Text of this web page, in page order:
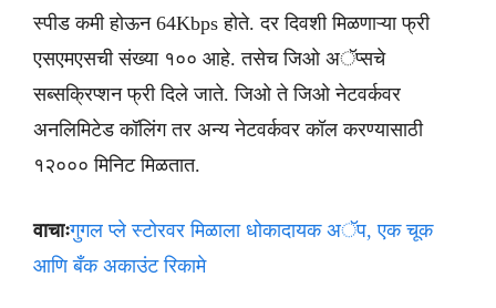
स्पीड कमी होऊन 64Kbps होते. दर दिवशी मिळणाऱ्या फ्री
एसएमएसची संख्या १०० आहे. तसेच जिओ अॅप्सचे
सब्सक्रिप्शन फ्री दिले जाते. जिओ ते जिओ नेटवर्कवर
अनलिमिटेड कॉलिंग तर अन्य नेटवर्कवर कॉल करण्यासाठी
१२००० मिनिट मिळतात.
वाचाःगुगल प्ले स्टोरवर मिळाला धोकादायक अॅप, एक चूक
आणि बँक अकाउंट रिकामे